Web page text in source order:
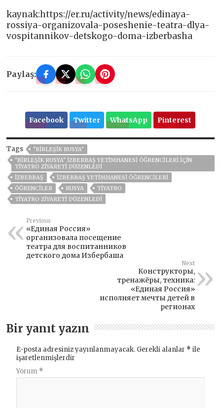
kaynak:https://er.ru/activity/news/edinaya-
rossiya-organizovala-poseshenie-teatra-dlya-
vospitannikov-detskogo-doma-izberbasha
Paylaş:
Facebook Twitter WhatsApp Pinterest
Tags
"BIRLEŞIK RUSYA"
"BIRLEŞIK RUSYA" İZBERBAŞ YETIMHANESI ÖĞRENCILERI IÇIN
TIYATRO ZIYARETI DÜZENLEDI
İZBERBAŞ
İZBERBAŞ YETIMHANESI ÖĞRENCILERI
ÖĞRENCİLER
RUSYA
TİYATRO
TIYATRO ZIYARETI DÜZENLEDI
Previous
«Единая Россия»
организовала посещение
театра для воспитанников
детского дома Избербаша
Next
Конструкторы,
тренажёры, техника:
«Единая Россия»
исполняет мечты детей в
регионах
Bir yanıt yazın
E-posta adresiniz yayınlanmayacak. Gerekli alanlar * ile
işaretlenmişlerdir
Yorum *